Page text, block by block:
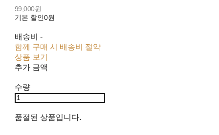
99,000원
기본 할인0원
배송비 -
함께 구매 시 배송비 절약
상품 보기
추가 금액
수량
품절된 상품입니다.